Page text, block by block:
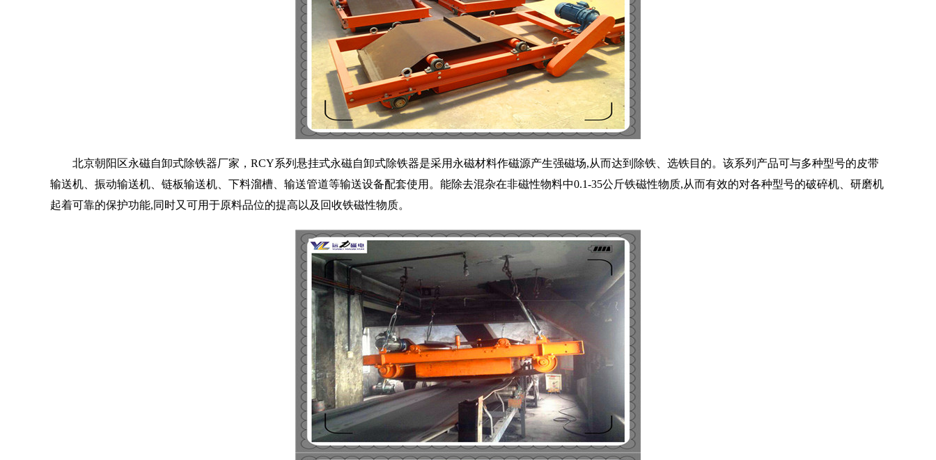
北京朝阳区永磁自卸式除铁器厂家，RCY系列悬挂式永磁自卸式除铁器是采用永磁材料作磁源产生强磁场,从而达到除铁、选铁目的。该系列产品可与多种型号的皮带
输送机、振动输送机、链板输送机、下料溜槽、输送管道等输送设备配套使用。能除去混杂在非磁性物料中0.1-35公斤铁磁性物质,从而有效的对各种型号的破碎机、研磨机
起着可靠的保护功能,同时又可用于原料品位的提高以及回收铁磁性物质。